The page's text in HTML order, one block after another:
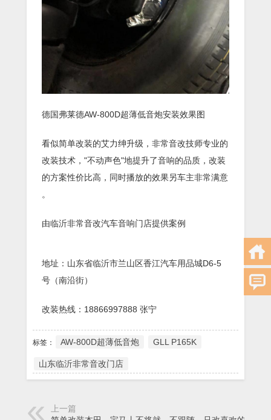
德国弗莱德AW-800D超薄低音炮安装效果图
看似简单改装的艾力绅升级，非常音改技师专业的
改装技术，"不动声色"地提升了音响的品质，改装
的方案性价比高，同时播放的效果另车主非常满意
。
由临沂非常音改汽车音响门店提供案例
地址：山东省临沂市兰山区香江汽车用品城D6-5
号（南沿街）
改装热线：18866997888 张宁
标签： AW-800D超薄低音炮 GLL P165K
山东临沂非常音改门店
上一篇